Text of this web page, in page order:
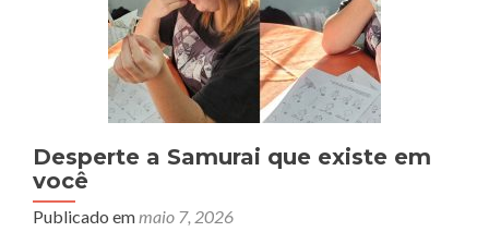
Desperte a Samurai que existe em
você
Publicado emmaio 7, 2026